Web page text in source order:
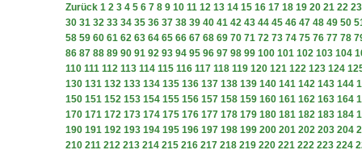
Zurück 1 2 3 4 5 6 7 8 9 10 11 12 13 14 15 16 17 18 19 20 21 22 23
30 31 32 33 34 35 36 37 38 39 40 41 42 43 44 45 46 47 48 49 50
58 59 60 61 62 63 64 65 66 67 68 69 70 71 72 73 74 75 76 77 78
86 87 88 89 90 91 92 93 94 95 96 97 98 99 100 101 102 103 104
110 111 112 113 114 115 116 117 118 119 120 121 122 123 124
130 131 132 133 134 135 136 137 138 139 140 141 142 143 144
150 151 152 153 154 155 156 157 158 159 160 161 162 163 164
170 171 172 173 174 175 176 177 178 179 180 181 182 183 184
190 191 192 193 194 195 196 197 198 199 200 201 202 203 204
210 211 212 213 214 215 216 217 218 219 220 221 222 223 224